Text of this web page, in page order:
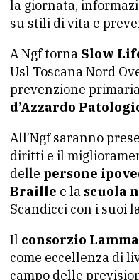
la giornata,
su stili di vita e
A Ngf torna Slow
Usl Toscana Nord
prevenzione
d’Azzardo
All’Ngf saranno
diritti e il
delle persone
Braille e la scuola
Scandicci con i suoi
Il consorzio Lamma
come eccellenza di
campo delle